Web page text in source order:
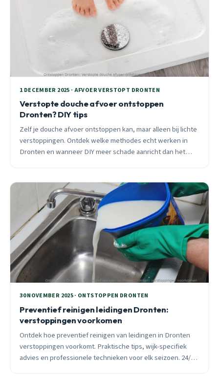
1 DECEMBER 2025 · AFVOER VERSTOPT DRONTEN
Verstopte douche afvoer ontstoppen
Dronten? DIY tips
Zelf je douche afvoer ontstoppen kan, maar alleen bij lichte
verstoppingen. Ontdek welke methodes echt werken in
Dronten en wanneer DIY meer schade aanricht dan het
30 NOVEMBER 2025 · ONTSTOPPEN DRONTEN
Preventief reinigen leidingen Dronten:
verstoppingen voorkomen
Ontdek hoe preventief reinigen van leidingen in Dronten
verstoppingen voorkomt. Praktische tips, wijk-specifiek
advies en professionele technieken voor elk seizoen. 24/7